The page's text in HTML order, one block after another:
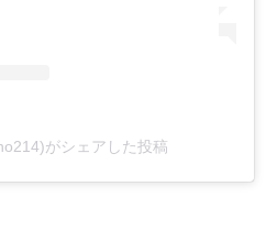
がシェアした投稿